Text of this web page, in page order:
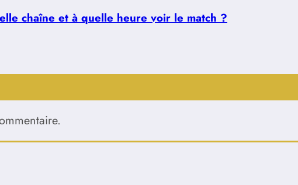
chaîne et à quelle heure voir le match ?